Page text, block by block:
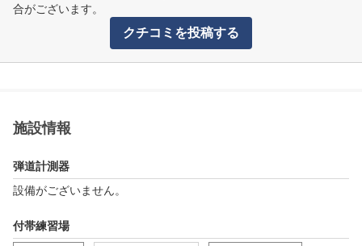
合がございます。
クチコミを投稿する
施設情報
弾道計測器
設備がございません。
付帯練習場